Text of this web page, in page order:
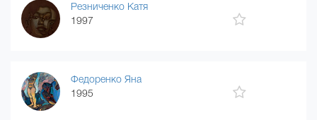
Резниченко Катя
1997
Федоренко Яна
1995